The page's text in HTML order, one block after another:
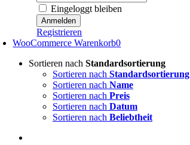
Eingeloggt bleiben
Registrieren
WooCommerce Warenkorb0
Sortieren nach Standardsortierung
Sortieren nach Standardsortierung
Sortieren nach Name
Sortieren nach Preis
Sortieren nach Datum
Sortieren nach Beliebtheit